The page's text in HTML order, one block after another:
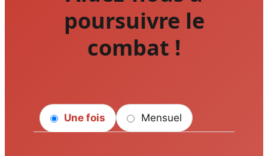
poursuivre le
combat !
Une fois Mensuel